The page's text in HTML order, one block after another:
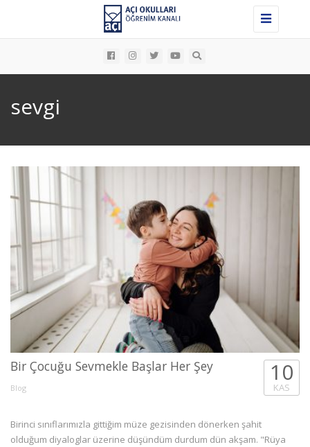
Toggle
navigation
sevgi
Bir Çocuğu Sevmekle Başlar Her Şey
Blog
10
KAS
Birinci sınıflarımızla gittiğim müze gezisinden dönerken şahit
olduğum diyaloglar üzerine düşündüm durdum dün akşam. "Rüya